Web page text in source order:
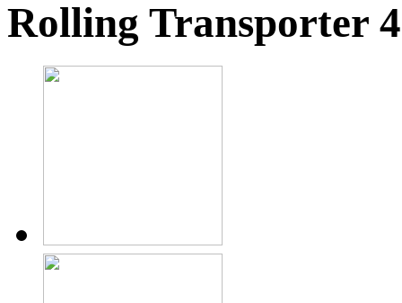
Rolling Transporter